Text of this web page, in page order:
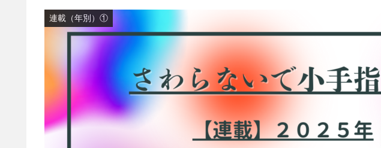
連載（年別）①